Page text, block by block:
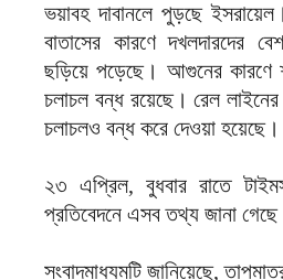
ভয়াবহ দাবানলে পুড়ছে
বাতাসের কারণে দখলদারদের
ছড়িয়ে পড়েছে। আগুনের কারণে
চলাচল বন্ধ রয়েছে। রেল
চলাচলও বন্ধ করে দেওয়া হয়েছে।
২৩ এপ্রিল, বুধবার রাতে
প্রতিবেদনে এসব তথ্য জানা
সংবাদমাধ্যমটি জানিয়েছে,